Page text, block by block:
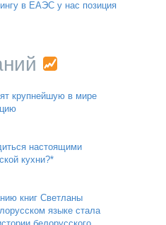
в ЕАЭС у нас позиция
крупнейшую в мире
настоящими
кухни?*
книг Светланы
языке стала